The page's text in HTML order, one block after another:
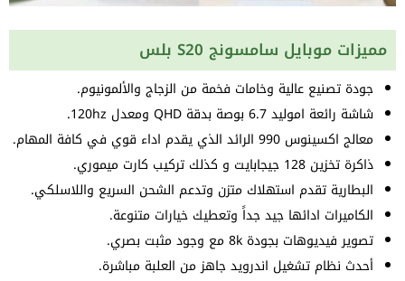
مميزات موبايل سامسونج S20 بلس
جودة تصنيع عالية وخامات فخمة من الزجاج والألمونيوم.
شاشة رائعة اموليد 6.7 بوصة بدقة QHD ومعدل 120hz.
معالج اكسينوس 990 الرائد الذي يقدم اداء قوي في كافة المهام.
ذاكرة تخزين 128 جيجابايت و كذلك تركيب كارت ميموري.
البطارية تقدم استهلاك متزن وتدعم الشحن السريع واللاسلكي.
الكاميرات ادائها جيد جداً وتعطيك خيارات متنوعة.
تصوير فيديوهات بجودة 8k مع وجود مثبت بصري.
أحدث نظام تشغيل اندرويد جاهز من العلبة مباشرة.